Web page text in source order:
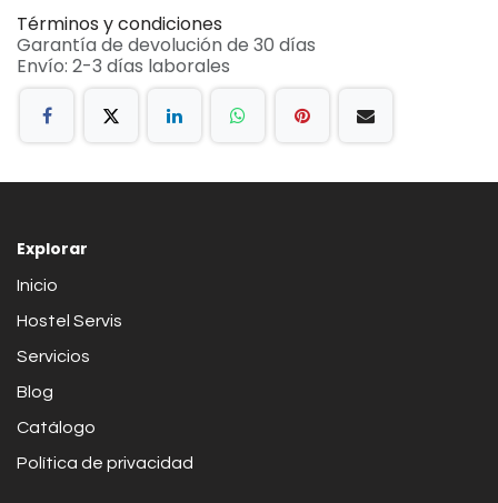
Términos y condiciones
Garantía de devolución de 30 días
Envío: 2-3 días laborales
Explorar
Inicio
Hostel Servis
Servicios
Blog
Catálogo
Política de privacidad